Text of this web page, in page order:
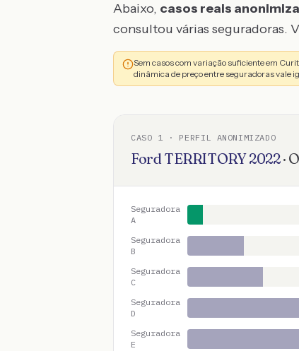
Abaixo, casos reais
consultou várias seguradoras.
Sem casos com variação suficiente em
dinâmica de preço entre seguradoras vale
CASO 1 · PERFIL ANONIMIZADO
Ford TERRITORY2022·
Seguradora
A
Seguradora
B
Seguradora
C
Seguradora
D
Seguradora
E